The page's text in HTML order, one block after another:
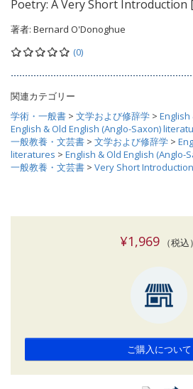
Poetry: A Very Short Introduction
著者: Bernard O'Donoghue
(0)
関連カテゴリー
学術・一般書 > 文学および修辞学 >
English & Old English (Anglo-Saxon)
一般教養・文芸書 > 文学および修辞学 >
literatures > English & Old English (Anglo-
一般教養・文芸書 > Very Short
¥1,969（税込）
ご購入について